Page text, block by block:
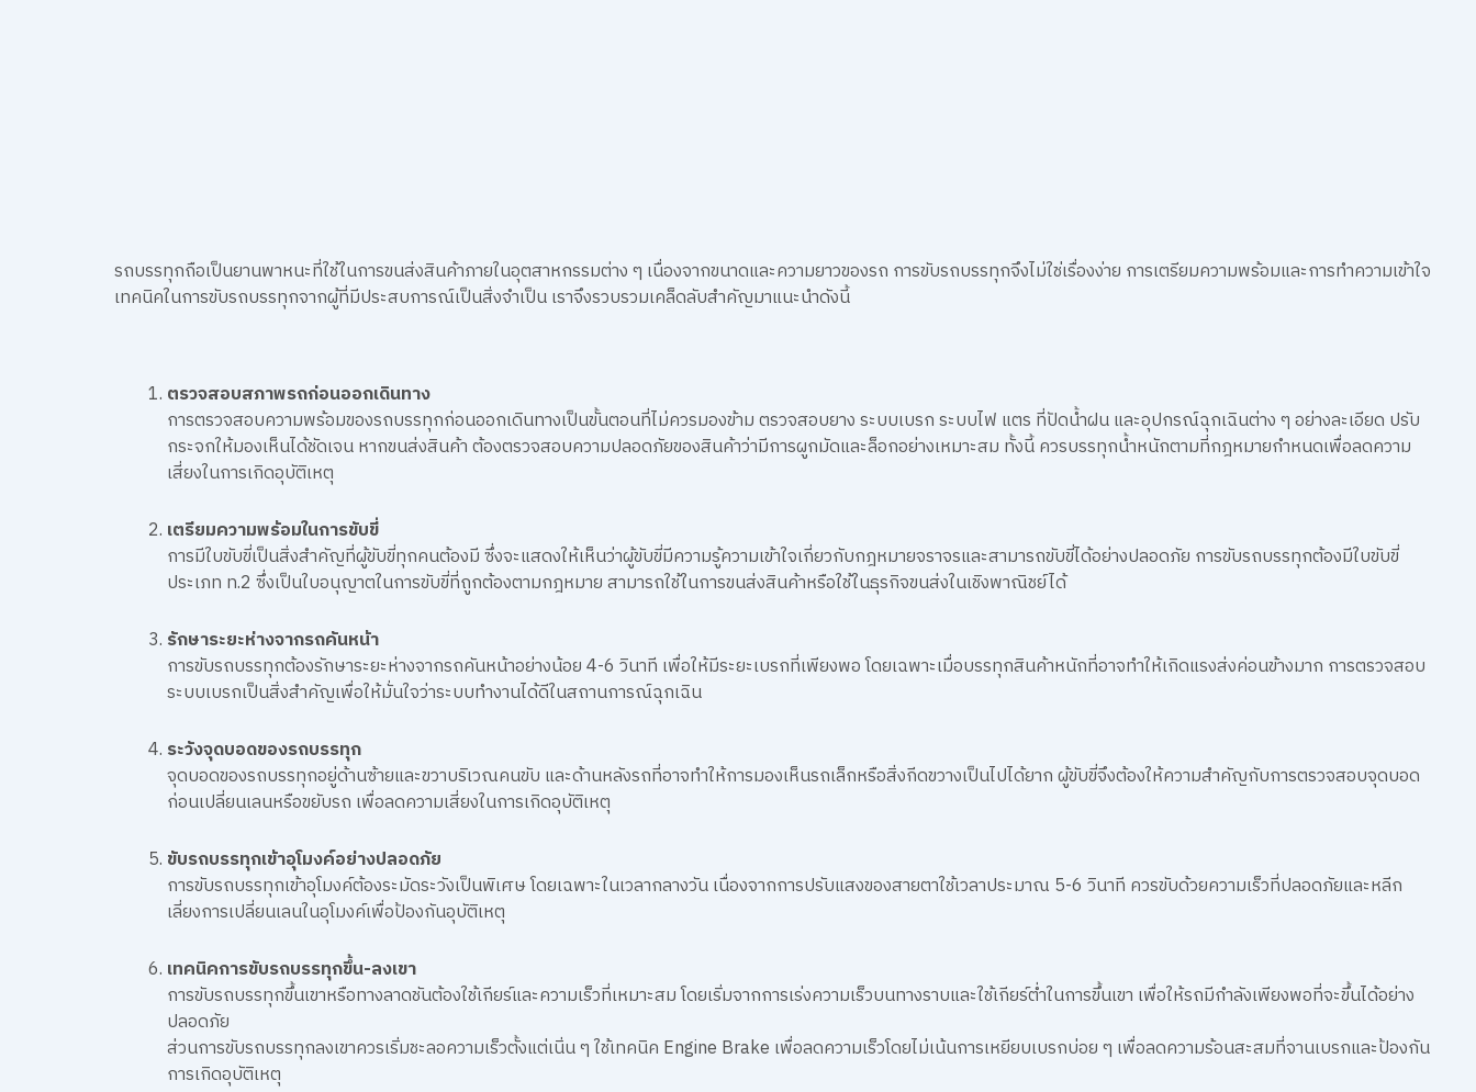
รถบรรทุกถือเป็นยานพาหนะที่ใช้ในการขนส่งสินค้าภายในอุตสาหกรรมต่าง ๆ เนื่องจากขนาดและความยาวของรถ การขับรถบรรทุกจึงไม่ใช่เรื่องง่าย การเตรียมความพร้อมและการทำความเข้าใจ
เทคนิคในการขับรถบรรทุกจากผู้ที่มีประสบการณ์เป็นสิ่งจำเป็น เราจึงรวบรวมเคล็ดลับสำคัญมาแนะนำดังนี้
ตรวจสอบสภาพรถก่อนออกเดินทาง
การตรวจสอบความพร้อมของรถบรรทุกก่อนออกเดินทางเป็นขั้นตอนที่ไม่ควรมองข้าม ตรวจสอบยาง ระบบเบรก ระบบไฟ แตร ที่ปัดน้ำฝน และอุปกรณ์ฉุกเฉินต่าง ๆ อย่างละเอียด ปรับ
กระจกให้มองเห็นได้ชัดเจน หากขนส่งสินค้า ต้องตรวจสอบความปลอดภัยของสินค้าว่ามีการผูกมัดและล็อกอย่างเหมาะสม ทั้งนี้ ควรบรรทุกน้ำหนักตามที่กฎหมายกำหนดเพื่อลดความ
เสี่ยงในการเกิดอุบัติเหตุ
เตรียมความพร้อมในการขับขี่
การมีใบขับขี่เป็นสิ่งสำคัญที่ผู้ขับขี่ทุกคนต้องมี ซึ่งจะแสดงให้เห็นว่าผู้ขับขี่มีความรู้ความเข้าใจเกี่ยวกับกฎหมายจราจรและสามารถขับขี่ได้อย่างปลอดภัย การขับรถบรรทุกต้องมีใบขับขี่
ประเภท ท.2 ซึ่งเป็นใบอนุญาตในการขับขี่ที่ถูกต้องตามกฎหมาย สามารถใช้ในการขนส่งสินค้าหรือใช้ในธุรกิจขนส่งในเชิงพาณิชย์ได้
รักษาระยะห่างจากรถคันหน้า
การขับรถบรรทุกต้องรักษาระยะห่างจากรถคันหน้าอย่างน้อย 4-6 วินาที เพื่อให้มีระยะเบรกที่เพียงพอ โดยเฉพาะเมื่อบรรทุกสินค้าหนักที่อาจทำให้เกิดแรงส่งค่อนข้างมาก การตรวจสอบ
ระบบเบรกเป็นสิ่งสำคัญเพื่อให้มั่นใจว่าระบบทำงานได้ดีในสถานการณ์ฉุกเฉิน
ระวังจุดบอดของรถบรรทุก
จุดบอดของรถบรรทุกอยู่ด้านซ้ายและขวาบริเวณคนขับ และด้านหลังรถที่อาจทำให้การมองเห็นรถเล็กหรือสิ่งกีดขวางเป็นไปได้ยาก ผู้ขับขี่จึงต้องให้ความสำคัญกับการตรวจสอบจุดบอด
ก่อนเปลี่ยนเลนหรือขยับรถ เพื่อลดความเสี่ยงในการเกิดอุบัติเหตุ
ขับรถบรรทุกเข้าอุโมงค์อย่างปลอดภัย
การขับรถบรรทุกเข้าอุโมงค์ต้องระมัดระวังเป็นพิเศษ โดยเฉพาะในเวลากลางวัน เนื่องจากการปรับแสงของสายตาใช้เวลาประมาณ 5-6 วินาที ควรขับด้วยความเร็วที่ปลอดภัยและหลีก
เลี่ยงการเปลี่ยนเลนในอุโมงค์เพื่อป้องกันอุบัติเหตุ
เทคนิคการขับรถบรรทุกขึ้น-ลงเขา
การขับรถบรรทุกขึ้นเขาหรือทางลาดชันต้องใช้เกียร์และความเร็วที่เหมาะสม โดยเริ่มจากการเร่งความเร็วบนทางราบและใช้เกียร์ต่ำในการขึ้นเขา เพื่อให้รถมีกำลังเพียงพอที่จะขึ้นได้อย่าง
ปลอดภัย
ส่วนการขับรถบรรทุกลงเขาควรเริ่มชะลอความเร็วตั้งแต่เนิ่น ๆ ใช้เทคนิค Engine Brake เพื่อลดความเร็วโดยไม่เน้นการเหยียบเบรกบ่อย ๆ เพื่อลดความร้อนสะสมที่จานเบรกและป้องกัน
การเกิดอุบัติเหตุ